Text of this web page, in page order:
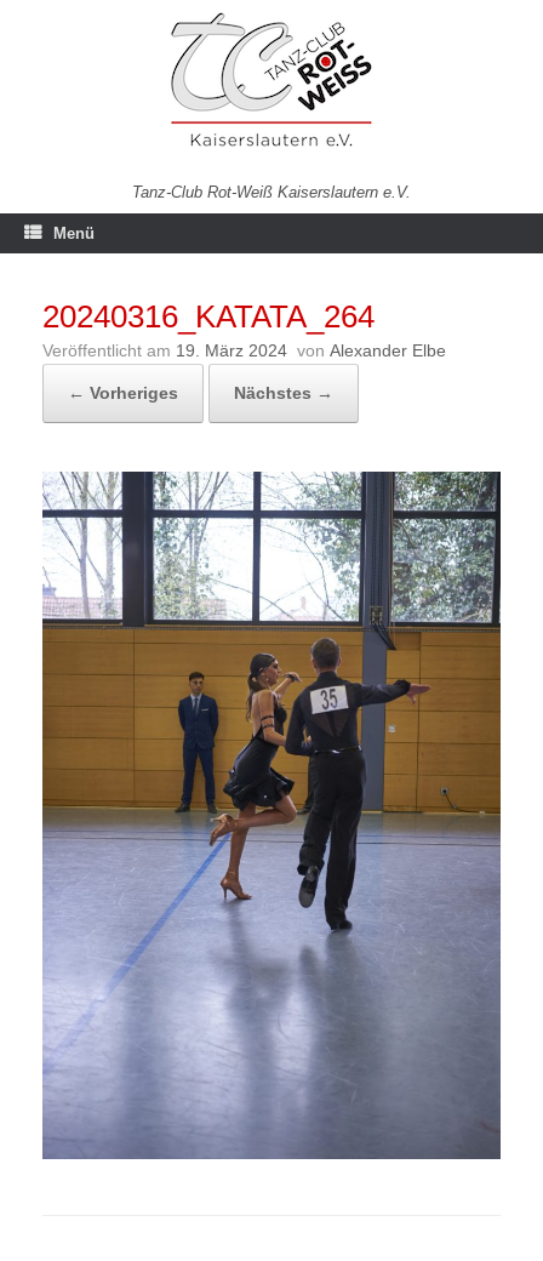
Tanz-Club Rot-Weiß Kaiserslautern e.V.
Menü
20240316_KATATA_264
Veröffentlicht am 19. März 2024 von Alexander Elbe
← Vorheriges Nächstes →